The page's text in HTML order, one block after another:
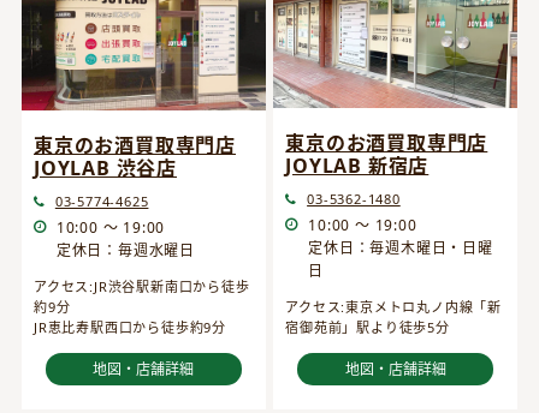
東京のお酒買取専門店
JOYLAB 渋谷店
03-5774-4625
10:00 ～ 19:00
定休日：毎週水曜日
アクセス:JR渋谷駅新南口から徒歩
約9分
JR恵比寿駅西口から徒歩約9分
地図・店舗詳細
東京のお酒買取専門店
JOYLAB 新宿店
03-5362-1480
10:00 ～ 19:00
定休日：毎週木曜日・日曜
日
アクセス:東京メトロ丸ノ内線「新
宿御苑前」駅より徒歩5分
地図・店舗詳細